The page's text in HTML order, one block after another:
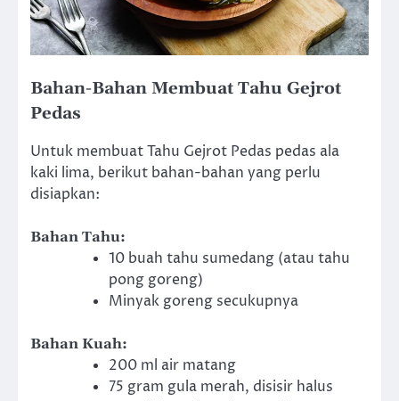
Bahan-Bahan Membuat Tahu Gejrot
Pedas
Untuk membuat Tahu Gejrot Pedas pedas ala
kaki lima, berikut bahan-bahan yang perlu
disiapkan:
Bahan Tahu:
10 buah tahu sumedang (atau tahu
pong goreng)
Minyak goreng secukupnya
Bahan Kuah:
200 ml air matang
75 gram gula merah, disisir halus